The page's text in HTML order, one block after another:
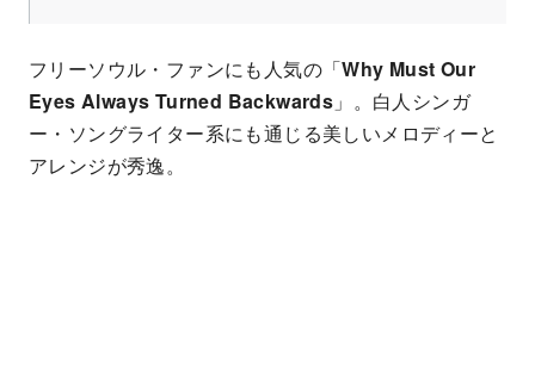
フリーソウル・ファンにも人気の「Why Must Our
Eyes Always Turned Backwards 」。白人シンガ
ー・ソングライター系にも通じる美しいメロディーと
アレンジが秀逸。